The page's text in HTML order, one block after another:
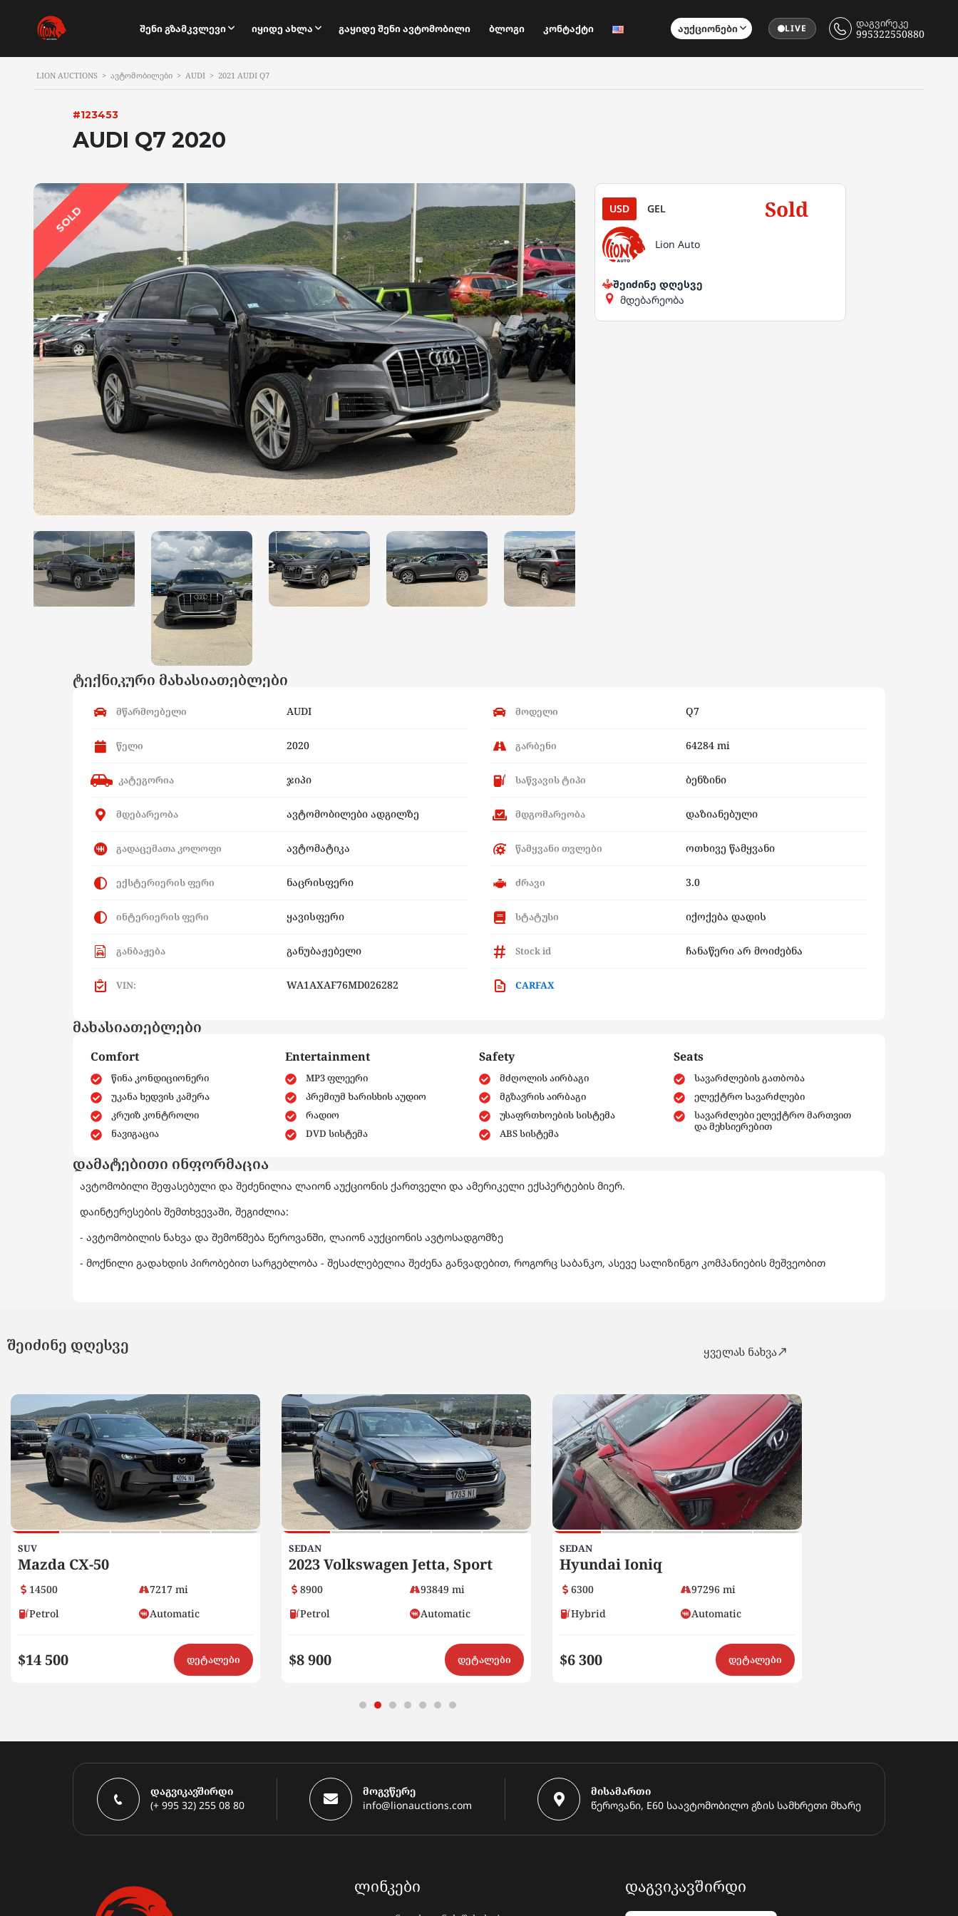
Შენი Გზამკვლევი Იყიდე Ახლა Გაყიდე Შენი Ავტომობილი Ბლოგი Კონტაქტი Აუქციონები LIVE დაგვირეკე
995322550880
LION AUCTIONS > ᲐᲕᲢᲝᲛᲝᲑᲘᲚᲔᲑᲘ > AUDI > 2021 AUDI Q7
#123453
AUDI Q7 2020
SOLD USD GEL Sold
Lion Auto
შეიძინე დღესვე
მდებარეობა
ტექნიკური მახასიათებლები
მწარმოებელი AUDI მოდელი Q7
წელი 2020 გარბენი 64284 mi
კატეგორია ჯიპი საწვავის ტიპი ბენზინი
მდებარეობა ავტომობილები ადგილზე მდგომარეობა დაზიანებული
გადაცემათა კოლოფი ავტომატიკა წამყვანი თვლები ოთხივე წამყვანი
ექსტერიერის ფერი ნაცრისფერი ძრავი 3.0
ინტერიერის ფერი ყავისფერი სტატუსი იქოქება დადის
განბაჟება განუბაჟებელი Stock id ჩანაწერი არ მოიძებნა
VIN: WA1AXAF76MD026282 CARFAX
მახასიათებლები
Comfort
წინა კონდიციონერი
უკანა ხედვის კამერა
კრუიზ კონტროლი
ნავიგაცია
Entertainment
MP3 ფლეერი
პრემიუმ ხარისხის აუდიო
რადიო
DVD სისტემა
Safety
მძღოლის აირბაგი
მგზავრის აირბაგი
უსაფრთხოების სისტემა
ABS სისტემა
Seats
სავარძლების გათბობა
ელექტრო სავარძლები
სავარძლები ელექტრო მართვით
და მეხსიერებით
დამატებითი ინფორმაცია
ავტომობილი შეფასებული და შეძენილია ლაიონ აუქციონის ქართველი და ამერიკელი ექსპერტების მიერ.
დაინტერესების შემთხვევაში, შეგიძლია:
- ავტომობილის ნახვა და შემოწმება წეროვანში, ლაიონ აუქციონის ავტოსადგომზე
- მოქნილი გადახდის პირობებით სარგებლობა - შესაძლებელია შეძენა განვადებით, როგორც საბანკო, ასევე სალიზინგო კომპანიების მეშვეობით
შეიძინე დღესვე ყველას ნახვა
SUV
Mazda CX-50
14500
7217 mi
Petrol
Automatic
$14 500 დეტალები
SEDAN
2023 Volkswagen Jetta, Sport
8900
93849 mi
Petrol
Automatic
$8 900 დეტალები
SEDAN
Hyundai Ioniq
6300
97296 mi
Hybrid
Automatic
$6 300 დეტალები
დაგვიკავშირდი
(+ 995 32) 255 08 80
მოგვწერე
info@lionauctions.com
მისამართი
წეროვანი, E60 საავტომობილო გზის სამხრეთი მხარე
ᲚᲘᲜᲙᲔᲑᲘ ᲓᲐᲒᲕᲘᲙᲐᲕᲨᲘᲠᲓᲘ